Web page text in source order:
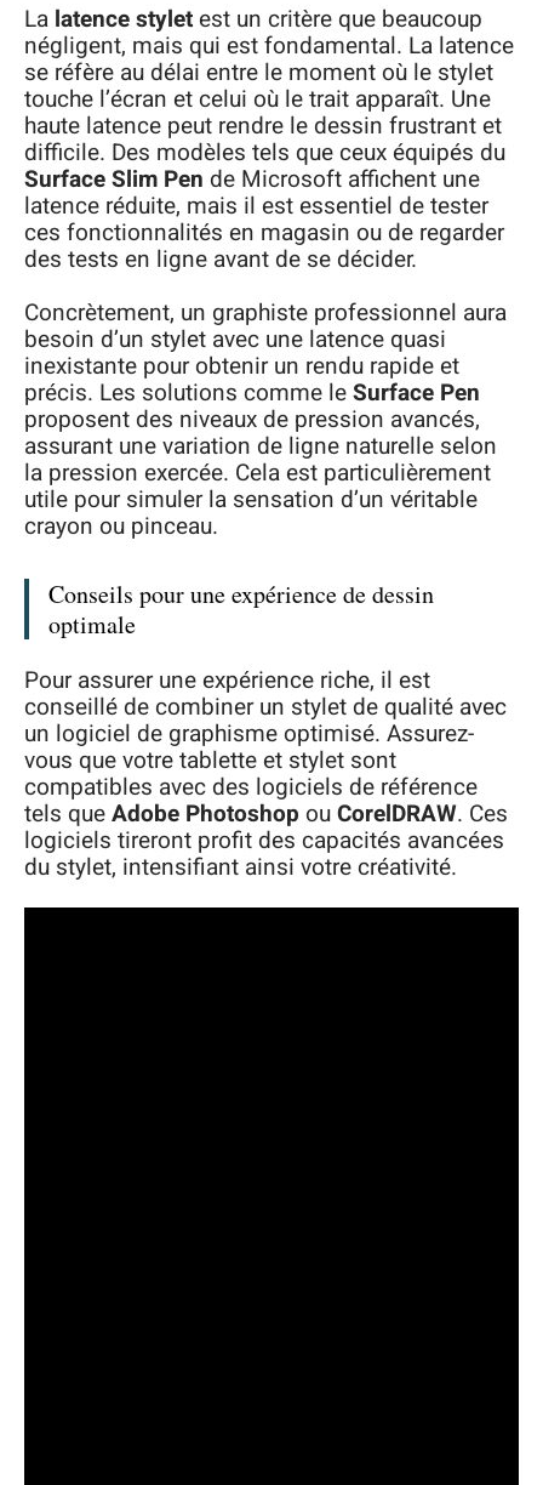
La latence styletest un critère que beaucoup
négligent, mais qui est fondamental. La latence
se réfère au délai entre le moment où le stylet
touche l’écran et celui où le trait apparaît. Une
haute latence peut rendre le dessin frustrant et
difficile. Des modèles tels que ceux équipés du
Surface Slim Pen de Microsoft affichent une
latence réduite, mais il est essentiel de tester
ces fonctionnalités en magasin ou de regarder
des tests en ligne avant de se décider.
Concrètement, un graphiste professionnel aura
besoin d’un stylet avec une latence quasi
inexistante pour obtenir un rendu rapide et
précis. Les solutions comme leSurface Pen
proposent des niveaux de pression avancés,
assurant une variation de ligne naturelle selon
la pression exercée. Cela est particulièrement
utile pour simuler la sensation d’un véritable
crayon ou pinceau.
Conseils pour une expérience de dessin
optimale
Pour assurer une expérience riche, il est
conseillé de combiner un stylet de qualité avec
un logiciel de graphisme optimisé. Assurez-
vous que votre tablette et stylet sont
compatibles avec des logiciels de référence
tels queAdobe Photoshop ouCorelDRAW. Ces
logiciels tireront profit des capacités avancées
du stylet, intensifiant ainsi votre créativité.